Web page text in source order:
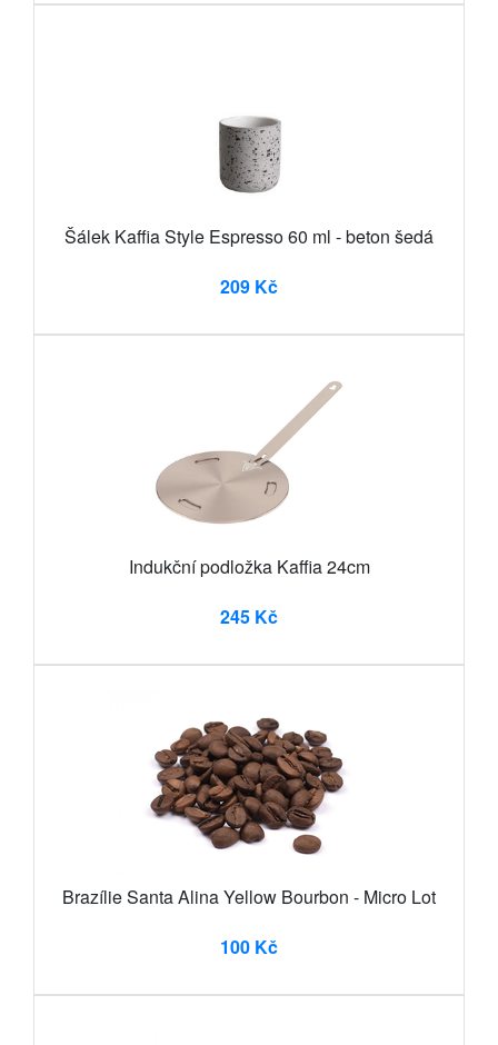
Šálek Kaffia Style Espresso 60 ml - beton šedá
209 Kč
Indukční podložka Kaffia 24cm
245 Kč
Brazílie Santa Alina Yellow Bourbon - Micro Lot
100 Kč